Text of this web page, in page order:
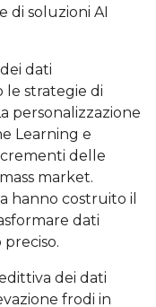
di soluzioni AI
dei dati
strategie di
personalizzazione
Learning e
delle
market.
hanno costruito il
dati
dei dati
frodi in